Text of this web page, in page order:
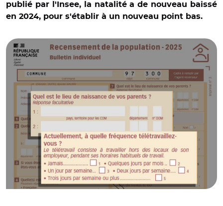
publié par l'Insee, la natalité a de nouveau baissé
en 2024, pour s'établir à un nouveau point bas.